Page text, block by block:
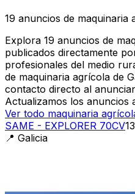
19 anuncios de maquinaria
Explora 19 anuncios de
publicados directamente
profesionales del medio
de maquinaria agrícola de
contacto directo al
Actualizamos los anuncios
Ver todo maquinaria
SAME - EXPLORER 70CV
📍 Galicia